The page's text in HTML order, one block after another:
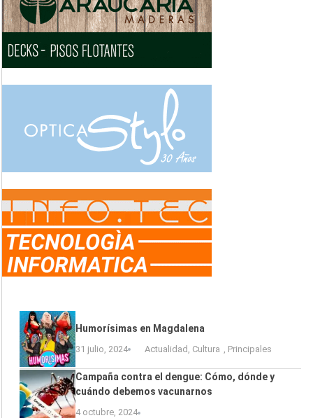
Humorísimas en Magdalena
31 julio, 2024 Actualidad Cultura Principales
Campaña contra el dengue: Cómo, dónde y
cuándo debemos vacunarnos
4 octubre, 2024